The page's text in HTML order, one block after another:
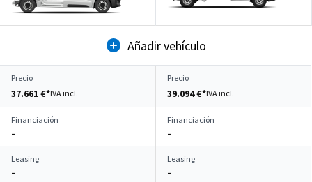
Añadir vehículo
Precio
37.661 €*IVA incl.
Precio
39.094 €*IVA incl.
Financiación
–
Financiación
–
Leasing
–
Leasing
–